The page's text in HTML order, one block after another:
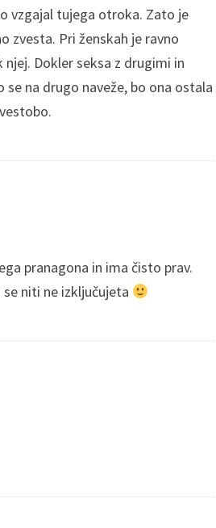
vzgajal tujega otroka. Zato je
zvesta. Pri ženskah je ravno
Dokler seksa z drugimi in
na drugo naveže, bo ona ostala
pranagona in ima čisto prav.
niti ne izključujeta